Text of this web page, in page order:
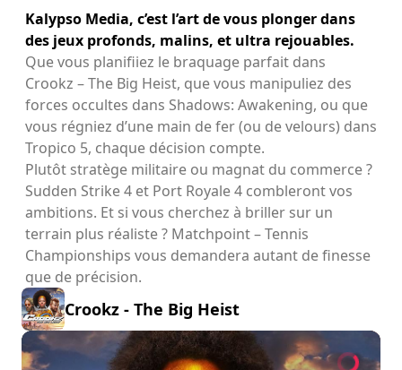
Kalypso Media, c’est l’art de vous plonger dans
des jeux profonds, malins, et ultra rejouables.
Que vous planifiiez le braquage parfait dans
Crookz – The Big Heist, que vous manipuliez des
forces occultes dans Shadows: Awakening, ou que
vous régniez d’une main de fer (ou de velours) dans
Tropico 5, chaque décision compte.
Plutôt stratège militaire ou magnat du commerce ?
Sudden Strike 4 et Port Royale 4 combleront vos
ambitions. Et si vous cherchez à briller sur un
terrain plus réaliste ? Matchpoint – Tennis
Championships vous demandera autant de finesse
que de précision.
Crookz - The Big Heist